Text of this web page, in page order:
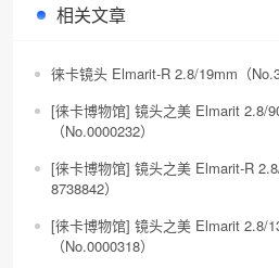
相关文章
徕卡镜头 Elmarit-R 2.8/19mm（
[徕卡博物馆] 镜头之美 Elmarit 2.8/
（No.0000232）
[徕卡博物馆] 镜头之美 Elmarit-R
8738842）
[徕卡博物馆] 镜头之美 Elmarit 2.8/
（No.0000318）